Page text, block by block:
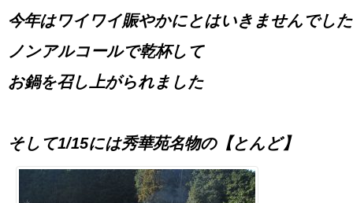
今年はワイワイ賑やかにとはいきませんでし
ノンアルコールで乾杯して
お鍋を召し上がられました
そして1/15には秀華苑名物の【とんど】